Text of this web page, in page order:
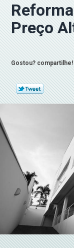
Preço
Gostou? compartilhe!